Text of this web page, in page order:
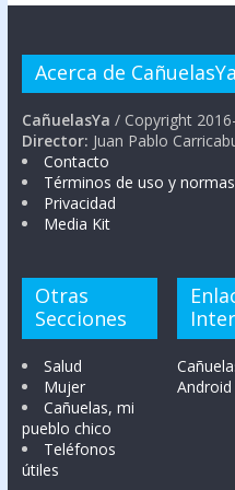
Acerca de
CañuelasYa / Copyright
Director: Juan Pablo
Contacto
Términos de uso y
Privacidad
Media Kit
Otras
Secciones
Salud
Mujer
Cañuelas, mi
pueblo chico
Teléfonos
útiles
Android